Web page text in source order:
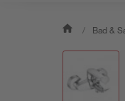
/ Bad &